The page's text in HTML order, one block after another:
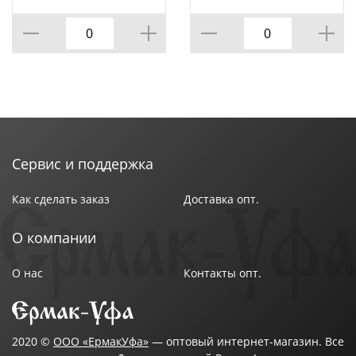
расходные материалы ведущих европейских
производителей. Автоматический баланс «вода-
краска», качественный раскат краски, точная
Сервис и поддержка
Как сделать заказ Доставка опт.
О компании
О нас Контакты опт.
2020 © ООО «ЕрмакУфа» — оптовый интернет-магазин. Все